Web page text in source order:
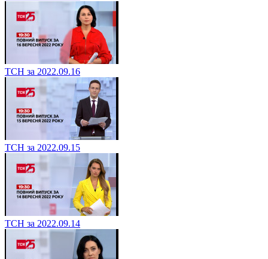
ТСН за 2022.09.16
ТСН за 2022.09.15
ТСН за 2022.09.14